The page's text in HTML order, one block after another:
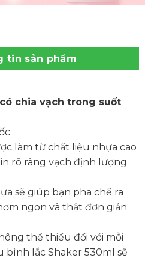
tin sản phẩm
chia vạch trong suốt
làm từ chất liệu nhựa cao
rõ ràng vạch định lượng
sẽ giúp bạn pha chế ra
ngon và thật đơn giản
thể thiếu đối với mỗi
bình lắc Shaker 530ml sẽ